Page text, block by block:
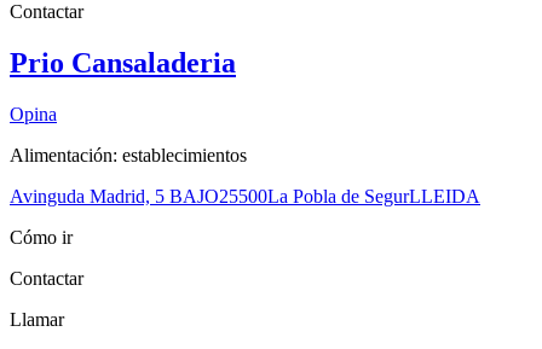
Contactar
Prio Cansaladeria
Opina
Alimentación: establecimientos
Avinguda Madrid, 5 BAJO25500La Pobla de SegurLLEIDA
Cómo ir
Contactar
Llamar